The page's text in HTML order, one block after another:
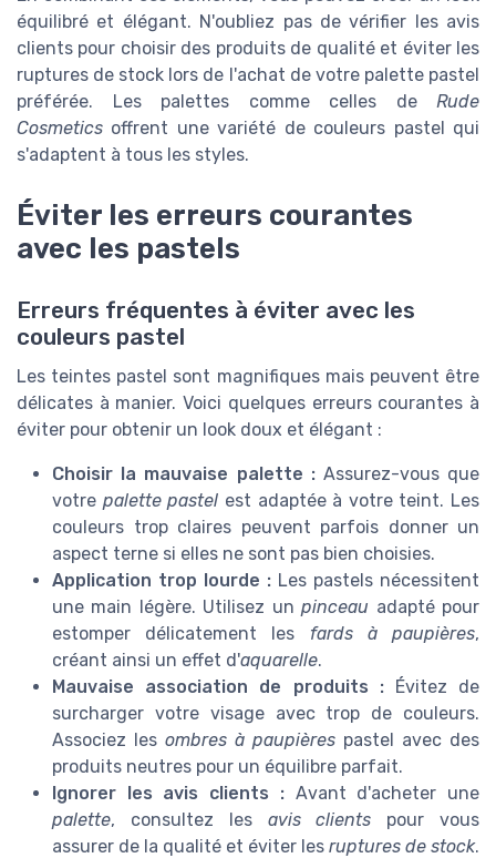
équilibré et élégant. N'oubliez pas de vérifier les avis
clients pour choisir des produits de qualité et éviter les
ruptures de stock lors de l'achat de votre palette pastel
préférée. Les palettes comme celles de Rude
Cosmetics offrent une variété de couleurs pastel qui
s'adaptent à tous les styles.
Éviter les erreurs courantes
avec les pastels
Erreurs fréquentes à éviter avec les
couleurs pastel
Les teintes pastel sont magnifiques mais peuvent être
délicates à manier. Voici quelques erreurs courantes à
éviter pour obtenir un look doux et élégant :
Choisir la mauvaise palette :Assurez-vous que
votre palette pastel est adaptée à votre teint. Les
couleurs trop claires peuvent parfois donner un
aspect terne si elles ne sont pas bien choisies.
Application trop lourde : Les pastels nécessitent
une main légère. Utilisez unpinceau adapté pour
estomper délicatement les fards à paupières,
créant ainsi un effet d'aquarelle.
Mauvaise association de produits :Évitez de
surcharger votre visage avec trop de couleurs.
Associez les ombres à paupières pastel avec des
produits neutres pour un équilibre parfait.
Ignorer les avis clients :Avant d'acheter une
palette, consultez les avis clients pour vous
assurer de la qualité et éviter les ruptures de stock.